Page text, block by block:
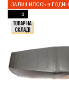
ЗАЛИШИЛОСЬ 9 ГОДИН
3